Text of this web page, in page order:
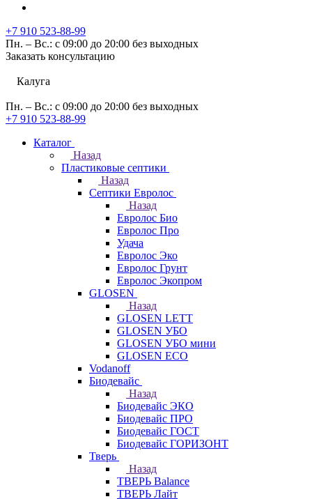
+7 910 523-88-99
Пн. – Вс.: с 09:00 до 20:00 без выходных
Заказать консультацию
Калуга
Пн. – Вс.: с 09:00 до 20:00 без выходных
+7 910 523-88-99
Каталог
Назад
Пластиковые септики
Назад
Септики Евролос
Назад
Евролос Био
Евролос Про
Удача
Евролос Эко
Евролос Грунт
Евролос Экопром
GLOSEN
Назад
GLOSEN LETT
GLOSEN УБО
GLOSEN УБО мини
GLOSEN ECO
Vodanoff
Биодевайс
Назад
Биодевайс ЭКО
Биодевайс ПРО
Биодевайс ГОСТ
Биодевайс ГОРИЗОНТ
Тверь
Назад
ТВЕРЬ Balance
ТВЕРЬ Лайт